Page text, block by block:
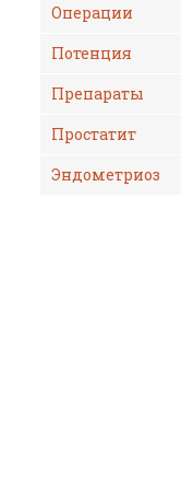
Операции
Потенция
Препараты
Простатит
Эндометриоз